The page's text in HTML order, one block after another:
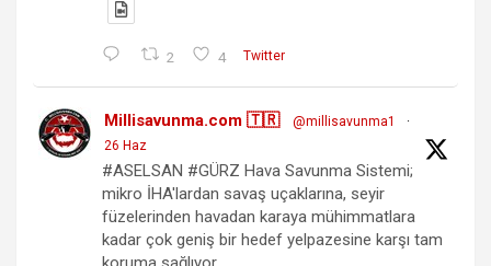
2 4 Twitter
Millisavunma.com 🇹🇷 @millisavunma1
·
26 Haz
#ASELSAN #GÜRZ Hava Savunma Sistemi;
mikro İHA'lardan savaş uçaklarına, seyir
füzelerinden havadan karaya mühimmatlara
kadar çok geniş bir hedef yelpazesine karşı tam